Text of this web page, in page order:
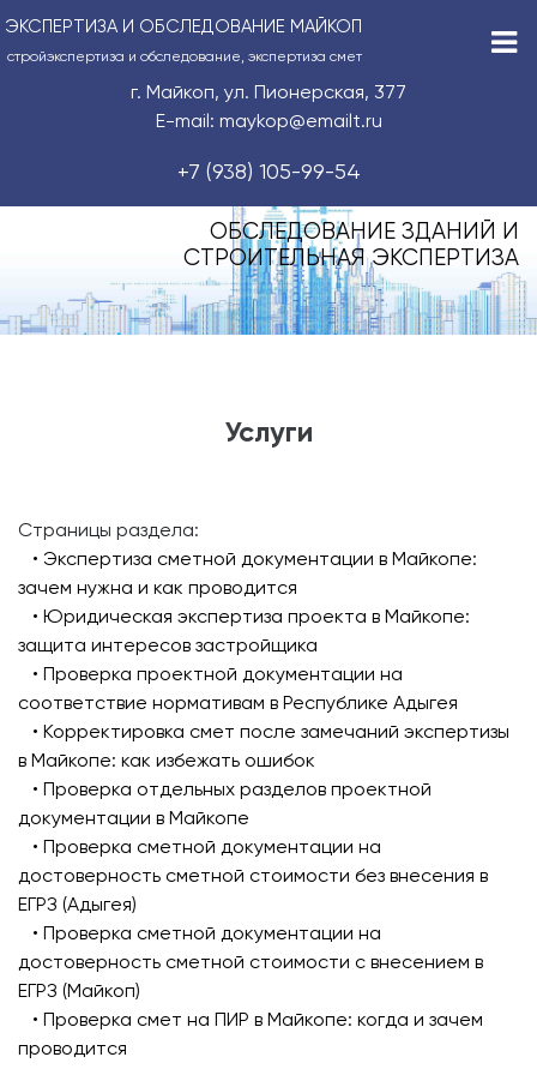
ЭКСПЕРТИЗА И ОБСЛЕДОВАНИЕ МАЙКОП
стройэкспертиза и обследование, экспертиза смет
г. Майкоп, ул. Пионерская, 377
E-mail: maykop@emailt.ru
+7 (938) 105-99-54
ОБСЛЕДОВАНИЕ ЗДАНИЙ И
СТРОИТЕЛЬНАЯ ЭКСПЕРТИЗА
Услуги
Страницы раздела:
• Экспертиза сметной документации в Майкопе:
зачем нужна и как проводится
• Юридическая экспертиза проекта в Майкопе:
защита интересов застройщика
• Проверка проектной документации на
соответствие нормативам в Республике Адыгея
• Корректировка смет после замечаний экспертизы
в Майкопе: как избежать ошибок
• Проверка отдельных разделов проектной
документации в Майкопе
• Проверка сметной документации на
достоверность сметной стоимости без внесения в
ЕГРЗ (Адыгея)
• Проверка сметной документации на
достоверность сметной стоимости с внесением в
ЕГРЗ (Майкоп)
• Проверка смет на ПИР в Майкопе: когда и зачем
проводится